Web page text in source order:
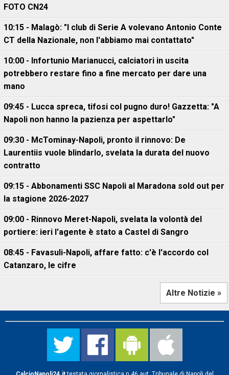
FOTO CN24
10:15 - Malagò: "I club di Serie A volevano Antonio Conte
CT della Nazionale, non l'abbiamo mai contattato"
10:00 - Infortunio Marianucci, calciatori in uscita
potrebbero restare fino a fine mercato per dare una
mano
09:45 - Lucca spreca, tifosi col pugno duro! Gazzetta: "A
Napoli non hanno la pazienza per aspettarlo"
09:30 - McTominay-Napoli, pronto il rinnovo: De
Laurentiis vuole blindarlo, svelata la durata del nuovo
contratto
09:15 - Abbonamenti SSC Napoli al Maradona sold out per
la stagione 2026-2027
09:00 - Rinnovo Meret-Napoli, svelata la volontà del
portiere: ieri l'agente è stato a Castel di Sangro
08:45 - Favasuli-Napoli, affare fatto: c'è l'accordo col
Catanzaro, le cifre
Altre Notizie »